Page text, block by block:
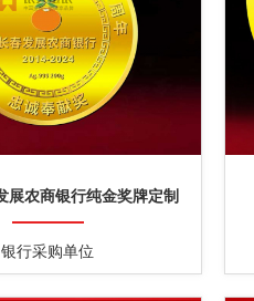
展农商银行纯金奖牌定制
银行采购单位